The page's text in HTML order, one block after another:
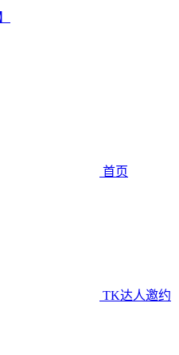
首页
TK达人邀约